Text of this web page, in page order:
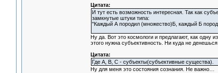
Цитата:
И тут есть возможность интересная. Так как
замкнутые штуки типа:
"Каждый А породил (множество)Б, каждый Б
Ну да. Вот это космологи и предлагают, как одну
этого нужна субъективность. Ни куда не
Цитата:
Где А, В, С - субъекты(субъективные существа).
Ну для меня это состояния сознания. Не важно…